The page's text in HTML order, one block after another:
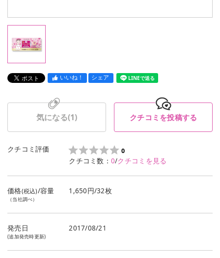
いいね！ シェア LINEで送る
気になる(1) クチコミを投稿する
クチコミ評価 0
クチコミ数： 0/クチコミを見る
価格(税込)/容量
（当社調べ）
1,650円/32枚
発売日
(追加発売時更新)
2017/08/21